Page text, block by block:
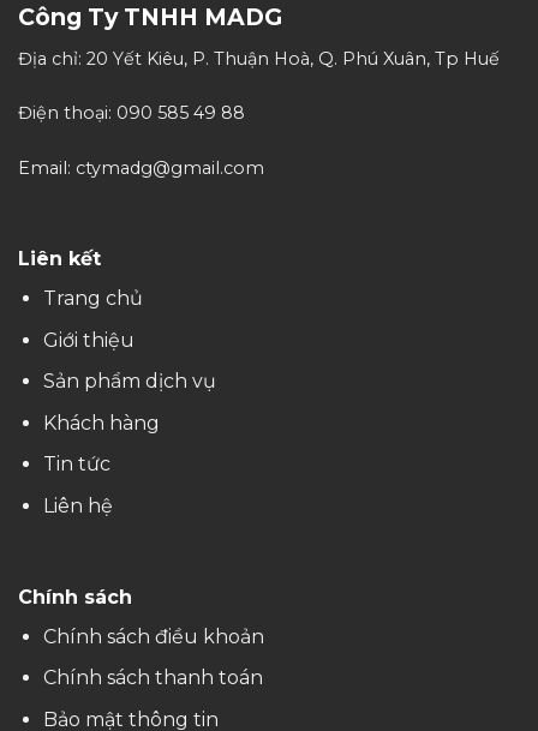
Công Ty TNHH MADG
Địa chỉ: 20 Yết Kiêu, P. Thuận Hoà, Q. Phú Xuân, Tp Huế
Điện thoại: 090 585 49 88
Email: ctymadg@gmail.com
Liên kết
Trang chủ
Giới thiệu
Sản phẩm dịch vụ
Khách hàng
Tin tức
Liên hệ
Chính sách
Chính sách điều khoản
Chính sách thanh toán
Bảo mật thông tin